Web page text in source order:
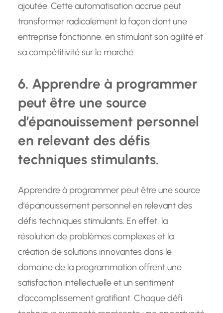
ajoutée. Cette automatisation accrue peut
transformer radicalement la façon dont une
entreprise fonctionne, en stimulant son agilité et
sa compétitivité sur le marché.
6. Apprendre à programmer
peut être une source
d’épanouissement personnel
en relevant des défis
techniques stimulants.
Apprendre à programmer peut être une source
d’épanouissement personnel en relevant des
défis techniques stimulants. En effet, la
résolution de problèmes complexes et la
création de solutions innovantes dans le
domaine de la programmation offrent une
satisfaction intellectuelle et un sentiment
d’accomplissement gratifiant. Chaque défi